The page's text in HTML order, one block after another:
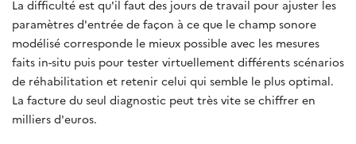
La difficulté est qu'il faut des jours de travail pour ajuster les
paramètres d'entrée de façon à ce que le champ sonore
modélisé corresponde le mieux possible avec les mesures
faits in-situ puis pour tester virtuellement différents scénarios
de réhabilitation et retenir celui qui semble le plus optimal.
La facture du seul diagnostic peut très vite se chiffrer en
milliers d'euros.